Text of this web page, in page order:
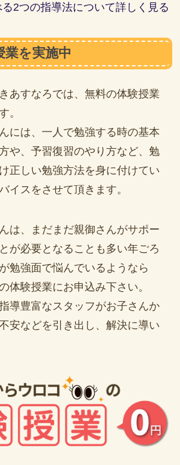
2つの指導法について詳しく見る
業を実施中
あすなろでは、無料の体験授業
。
には、一人で勉強する時の基本
や、予習復習のやり方など、勉
正しい勉強方法を身に付けてい
イスをさせて頂きます。
は、まだまだ親御さんがサポー
が必要となることも多い年ごろ
勉強面で悩んでいるようなら
体験授業にお申込み下さい。
導豊富なスタッフがお子さんか
安などを引き出し、解決に導い